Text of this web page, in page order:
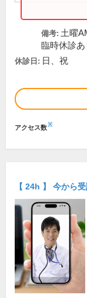
備考: 土曜
臨時休診あ
休診日: 日、祝
アクセス数※
【 24h 】 今から